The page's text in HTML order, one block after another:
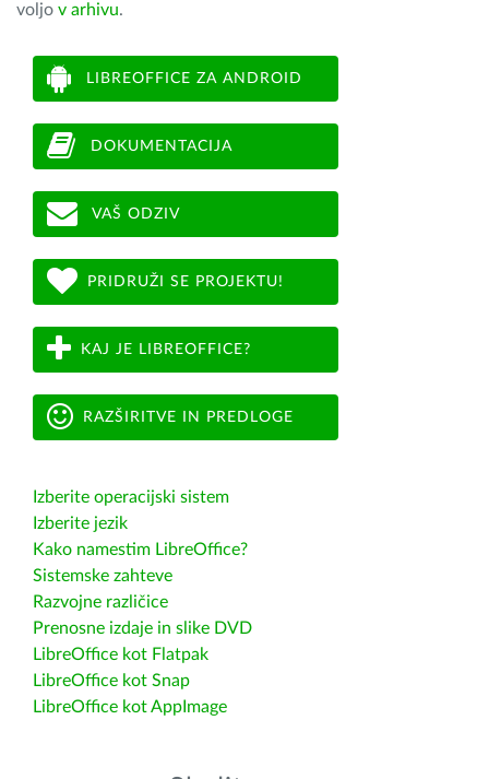
voljo v arhivu.
LIBREOFFICE ZA ANDROID
DOKUMENTACIJA
VAŠ ODZIV
PRIDRUŽI SE PROJEKTU!
KAJ JE LIBREOFFICE?
RAZŠIRITVE IN PREDLOGE
Izberite operacijski sistem
Izberite jezik
Kako namestim LibreOffice?
Sistemske zahteve
Razvojne različice
Prenosne izdaje in slike DVD
LibreOffice kot Flatpak
LibreOffice kot Snap
LibreOffice kot AppImage